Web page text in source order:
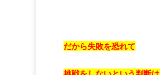
だから失敗を恐れて
挑戦をしないという判断は